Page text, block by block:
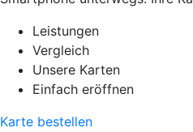
Leistungen
Vergleich
Unsere Karten
Einfach eröffnen
Karte bestellen